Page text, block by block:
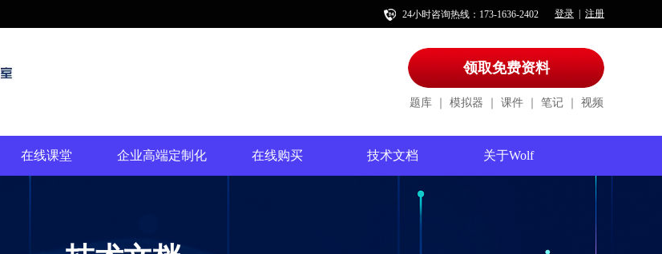
登录 注册
24小时咨询热线：173-1636-2402
领取免费资料
题库 模拟器 课件 笔记 视频
在线课堂 企业高端定制化 在线购买 技术文档 关于Wolf